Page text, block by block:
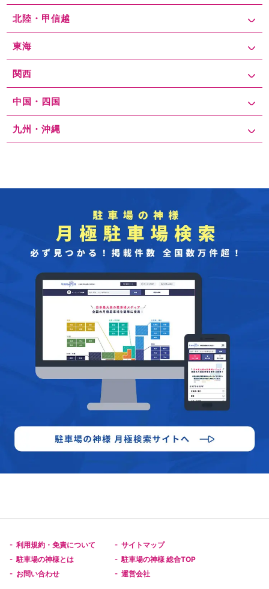
北陸・甲信越
東海
関西
中国・四国
九州・沖縄
- 利用規約・免責について - サイトマップ
- 駐車場の神様とは - 駐車場の神様 総合TOP
- お問い合わせ - 運営会社